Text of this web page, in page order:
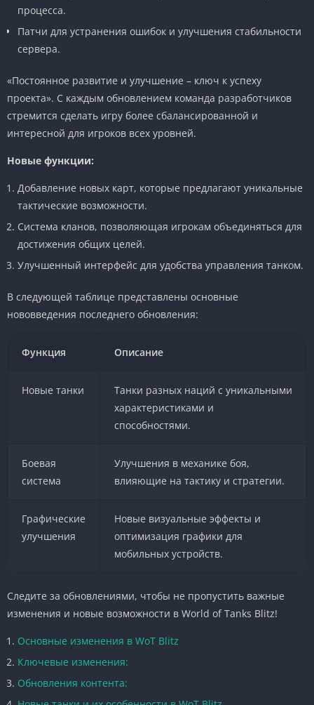
процесса.
Патчи для устранения ошибок и улучшения стабильности
сервера.
«Постоянное развитие и улучшение – ключ к успеху
проекта». С каждым обновлением команда разработчиков
стремится сделать игру более сбалансированной и
интересной для игроков всех уровней.
Новые функции:
Добавление новых карт, которые предлагают уникальные
тактические возможности.
Система кланов, позволяющая игрокам объединяться для
достижения общих целей.
Улучшенный интерфейс для удобства управления танком.
В следующей таблице представлены основные
нововведения последнего обновления:
Функция Описание
Новые танки
Танки разных наций с уникальными
характеристиками и
способностями.
Боевая
система
Улучшения в механике боя,
влияющие на тактику и стратегии.
Графические
улучшения
Новые визуальные эффекты и
оптимизация графики для
мобильных устройств.
Следите за обновлениями, чтобы не пропустить важные
изменения и новые возможности в World of Tanks Blitz!
Основные изменения в WoT Blitz
Ключевые изменения:
Обновления контента: